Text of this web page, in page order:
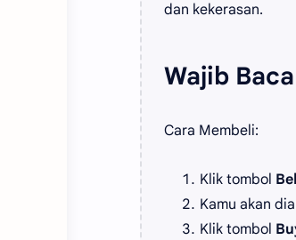
dan kekerasan.
Wajib Baca
Cara Membeli:
Klik tombol
Kamu akan
Klik tombol